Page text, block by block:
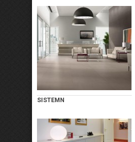
SISTEMN